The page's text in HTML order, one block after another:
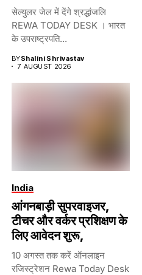
सेल्युलर जेल में देंगे श्रद्धांजलि
REWA TODAY DESK । भारत
के उपराष्ट्रपति...
BYShalini Shrivastav
7 AUGUST 2026
India
आंगनबाड़ी सुपरवाइजर,
टीचर और वर्कर प्रशिक्षण के
लिए आवेदन शुरू,
10 अगस्त तक करें ऑनलाइन
रजिस्ट्रेशन Rewa Today Desk